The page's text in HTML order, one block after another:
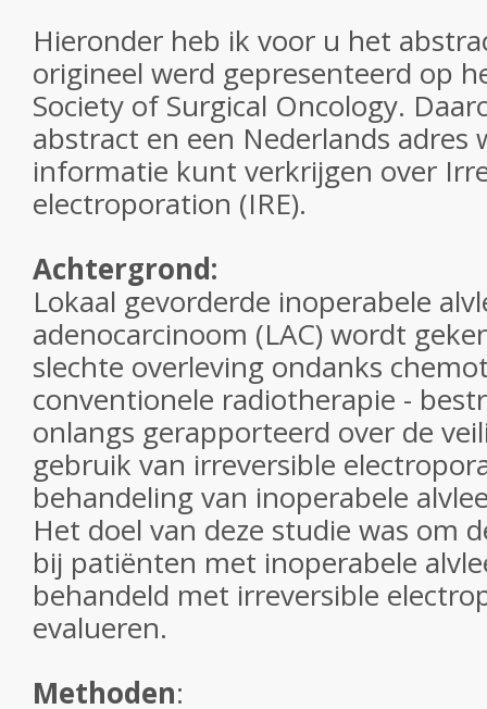
Hieronder heb ik voor u het
origineel werd gepresenteerd op
Society of Surgical Oncology.
abstract en een Nederlands adres
informatie kunt verkrijgen over
electroporation (IRE).
Achtergrond:
Lokaal gevorderde inoperabele
adenocarcinoom (LAC) wordt
slechte overleving ondanks
conventionele radiotherapie -
onlangs gerapporteerd over de
gebruik van irreversible
behandeling van inoperabele
Het doel van deze studie was om
bij patiënten met inoperabele
behandeld met irreversible
evalueren.
Methoden: